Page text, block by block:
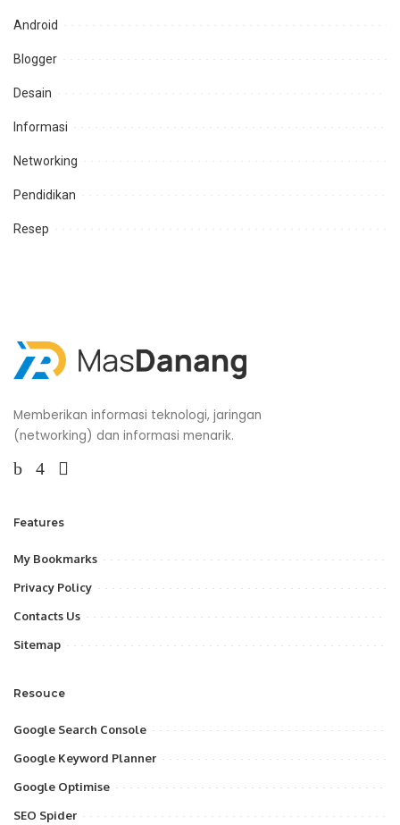
Android
Blogger
Desain
Informasi
Networking
Pendidikan
Resep
Memberikan informasi teknologi, jaringan
(networking) dan informasi menarik.
Features
My Bookmarks
Privacy Policy
Contacts Us
Sitemap
Resouce
Google Search Console
Google Keyword Planner
Google Optimise
SEO Spider